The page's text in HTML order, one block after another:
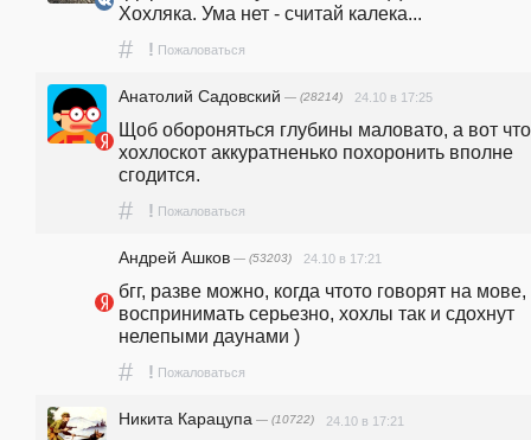
Хохляка. Ума нет - считай калека...
# ! Пожаловаться
Анатолий Садовский — (28214) 24.10 в 17:25
Щоб обороняться глубины маловато, а вот
хохлоскот аккуратненько похоронить вполне
сгодится.
# ! Пожаловаться
Андрей Ашков — (53203) 24.10 в 17:21
бгг, разве можно, когда чтото говорят на мове,
воспринимать серьезно, хохлы так и сдохнут
нелепыми даунами )
# ! Пожаловаться
Никита Карацупа — (10722) 24.10 в 17:21